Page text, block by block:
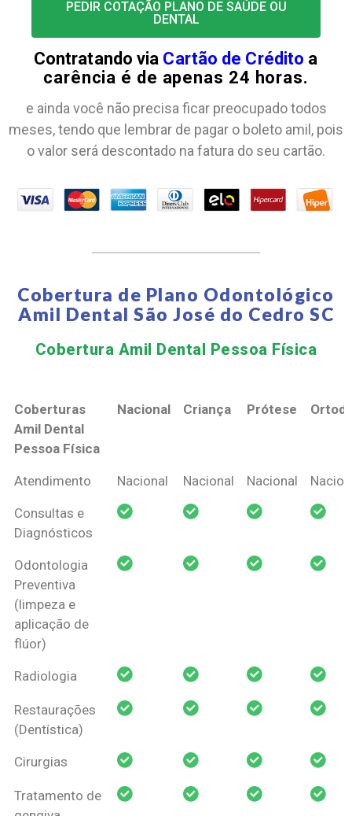
PEDIR COTAÇÃO PLANO DE SAÚDE OU
DENTAL
Contratando via Cartão de Crédito a
carência é de apenas 24 horas.
e ainda você não precisa ficar preocupado todos
meses, tendo que lembrar de pagar o boleto amil, pois
o valor será descontado na fatura do seu cartão.
Cobertura de Plano Odontológico
Amil Dental São José do Cedro SC
Cobertura Amil Dental Pessoa Física​
Coberturas
Amil Dental
Pessoa Física
Nacional Criança Prótese
Coberturas
Pessoa Física
Nacional Criança Prótese
Atendimento Nacional Nacional Nacional
Consultas e
Diagnósticos
Odontologia
Preventiva
(limpeza e
aplicação de
flúor)
Radiologia
Restaurações
(Dentística)
Cirurgias
Tratamento de